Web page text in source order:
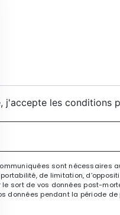
j'accepte les conditions
sont nécessaires
portabilité, de limitation,
le sort de vos données post-
données pendant la période